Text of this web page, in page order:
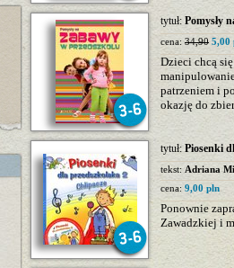
tytuł: Pomysły
cena: 34,90 5,00
Dzieci chcą
patrzeniem i
okazję do
tytuł: Piosenki
tekst: Adriana
cena: 9,00 pln
Ponownie
Zawadzkiej i